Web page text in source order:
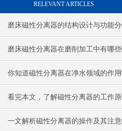
RELEVANT ARTICLES
磨床磁性分离器的结构设计与功能分
析
磨床磁性分离器在磨削加工中有哪些
重要作用？
你知道磁性分离器在净水领域的作用
吗？
看完本文，了解磁性分离器的工作原
理
一文解析磁性分离器的操作及其注意